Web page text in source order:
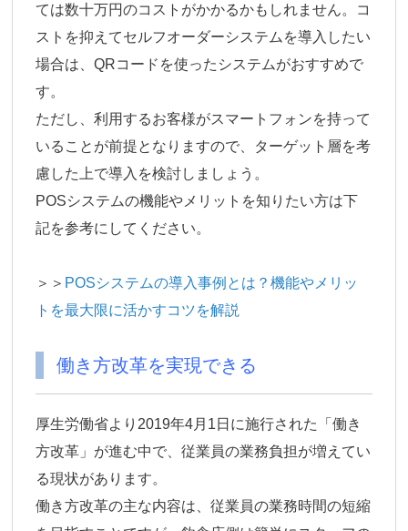
ては数十万円のコストがかかるかもしれません。コ
ストを抑えてセルフオーダーシステムを導入したい
場合は、QRコードを使ったシステムがおすすめで
す。
ただし、利用するお客様がスマートフォンを持って
いることが前提となりますので、ターゲット層を考
慮した上で導入を検討しましょう。
POSシステムの機能やメリットを知りたい方は下
記を参考にしてください。
＞＞ POSシステムの導入事例とは？機能やメリッ
トを最大限に活かすコツを解説
働き方改革を実現できる
厚生労働省より2019年4月1日に施行された「働き
方改革」が進む中で、従業員の業務負担が増えてい
る現状があります。
働き方改革の主な内容は、従業員の業務時間の短縮